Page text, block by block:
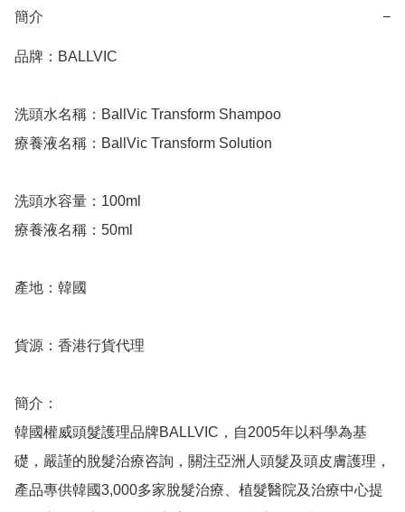
簡介 −
品牌：BALLVIC
洗頭水名稱：BallVic Transform Shampoo
療養液名稱：BallVic Transform Solution
洗頭水容量：100ml
療養液名稱：50ml
產地：韓國
貨源：香港行貨代理
簡介：
韓國權威頭髮護理品牌BALLVIC，自2005年以科學為基
礎，嚴謹的脫髮治療咨詢，關注亞洲人頭髮及頭皮膚護理，
產品專供韓國3,000多家脫髮治療、植髮醫院及治療中心提